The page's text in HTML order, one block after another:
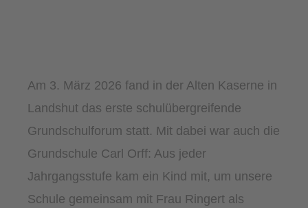
Am 3. März 2026 fand in der Alten Kaserne in
Landshut das erste schulübergreifende
Grundschulforum statt. Mit dabei war auch die
Grundschule Carl Orff: Aus jeder
Jahrgangsstufe kam ein Kind mit, um unsere
Schule gemeinsam mit Frau Ringert als